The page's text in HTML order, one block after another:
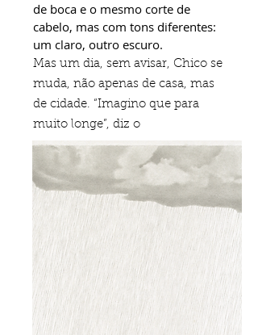
de boca e o mesmo corte de
cabelo, mas com tons diferentes:
um claro, outro escuro.
Mas um dia, sem avisar, Chico se
muda, não apenas de casa, mas
de cidade. “Imagino que para
muito longe”, diz o